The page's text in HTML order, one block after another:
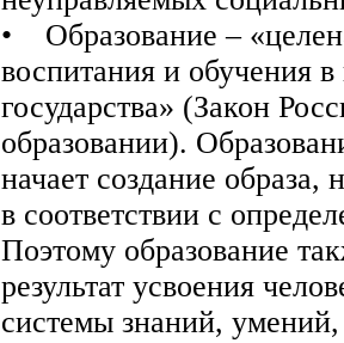
• Образование –
воспитания и обучения
государства» (Закон
образовании).
начает создание
в соответствии с
Поэтому образование
результат усвоения
системы знаний,